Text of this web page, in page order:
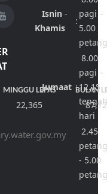
MINGGU LEPAS BULAN
22,365
Isnin-
Khamis
:
pagi –
5.00
Jumaat :
8.00
pagi –
12.15
hari
2.45
- 5.00